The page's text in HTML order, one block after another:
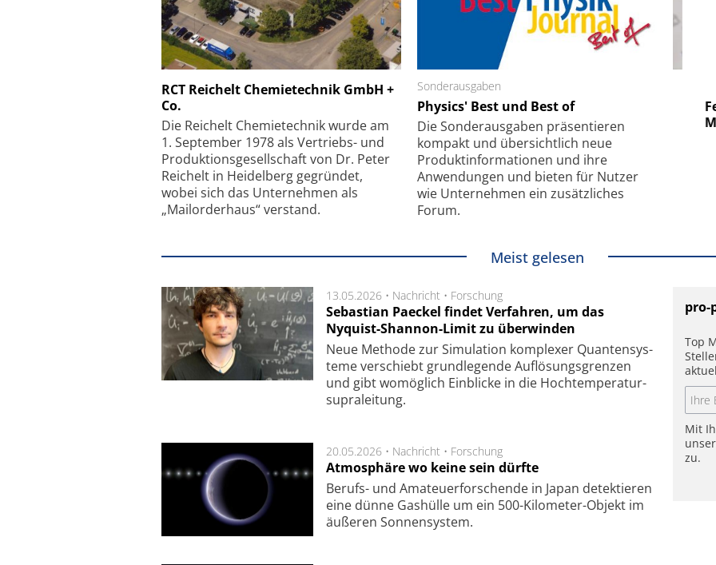
RCT Reichelt Chemietechnik GmbH +
Co.
Die Reichelt Chemietechnik wurde am
1. September 1978 als Vertriebs- und
Produktionsgesellschaft von Dr. Peter
Reichelt in Heidelberg gegründet,
wobei sich das Unternehmen als
„Mailorderhaus“ verstand.
Sonderausgaben
Physics' Best und Best of
Die Sonder­ausgaben präsentieren
kompakt und übersichtlich neue
Produkt­informationen und ihre
Anwendungen und bieten für Nutzer
wie Unternehmen ein zusätzliches
Forum.
Schäfter + Kirchhoff GmbH
Feinfokussierungsmechanismus
Elektronenmikroskopie auf
kleinstem Raum
Meist gelesen
13.05.2026 • Nachricht • Forschung
Sebastian Paeckel findet Verfahren, um das
Nyquist-Shannon-Limit zu überwinden
Neue Methode zur Simu­la­tion kom­ple­xer Quan­ten­sys­
te­me ver­schiebt grund­le­gen­de Auf­lösungs­gren­zen
und gibt wo­mög­lich Ein­blicke in die Hoch­tempe­ra­tur­
supra­lei­tung.
20.05.2026 • Nachricht • Forschung
Atmosphäre wo keine sein dürfte
Berufs- und Ama­teuer­for­schen­de in Japan de­tek­tie­ren
eine dün­ne Gas­hül­le um ein 500-Kilo­meter-Objekt im
äu­ße­ren Son­nen­sys­tem.
pro-
Top
Mit
zu.